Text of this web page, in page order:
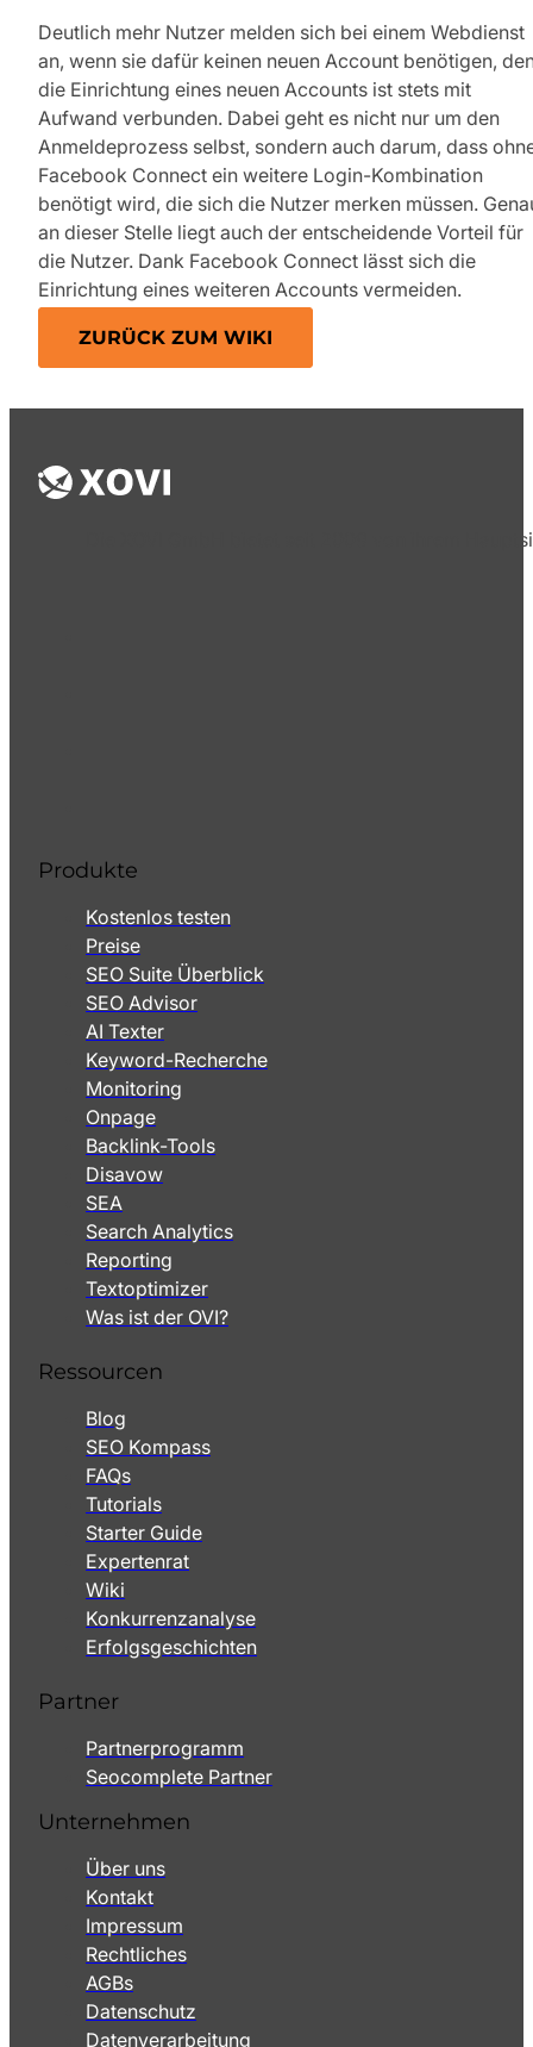
Deutlich mehr Nutzer melden sich bei einem Webdienst
an, wenn sie dafür keinen neuen Account benötigen,
die Einrichtung eines neuen Accounts ist stets mit
Aufwand verbunden. Dabei geht es nicht nur um den
Anmeldeprozess selbst, sondern auch darum, dass
Facebook Connect ein weitere Login-Kombination
benötigt wird, die sich die Nutzer merken müssen.
an dieser Stelle liegt auch der entscheidende Vorteil für
die Nutzer. Dank Facebook Connect lässt sich die
Einrichtung eines weiteren Accounts vermeiden.
ZURÜCK ZUM WIKI
Die XOVI GmbH bietet seit 2009 von ihrem
Produkte
Kostenlos testen
Preise
SEO Suite Überblick
SEO Advisor
AI Texter
Keyword-Recherche
Monitoring
Onpage
Backlink-Tools
Disavow
SEA
Search Analytics
Reporting
Textoptimizer
Was ist der OVI?
Ressourcen
Blog
SEO Kompass
FAQs
Tutorials
Starter Guide
Expertenrat
Wiki
Konkurrenzanalyse
Erfolgsgeschichten
Partner
Partnerprogramm
Seocomplete Partner
Unternehmen
Über uns
Kontakt
Impressum
Rechtliches
AGBs
Datenschutz
Datenverarbeitung